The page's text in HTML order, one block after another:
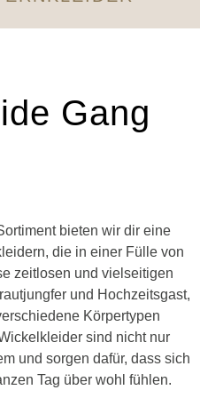
Gang
bieten wir dir eine
die in einer Fülle von
zeitlosen und vielseitigen
und Hochzeitsgast,
Körpertypen
sind nicht nur
und sorgen dafür, dass sich
Tag über wohl fühlen.